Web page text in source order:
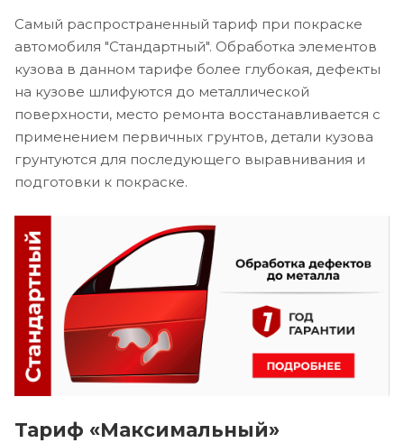
Самый распространенный тариф при покраске
автомобиля "Стандартный". Обработка элементов
кузова в данном тарифе более глубокая, дефекты
на кузове шлифуются до металлической
поверхности, место ремонта восстанавливается с
применением первичных грунтов, детали кузова
грунтуются для последующего выравнивания и
подготовки к покраске.
Тариф «Максимальный»